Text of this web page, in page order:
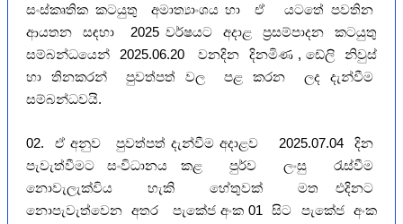
සංස්කෘතික කටයුතු අමාත්‍යාංශය හා ඒ යටතේ පවතින
ආයතන සඳහා 2025 වර්ෂයට අදාළ ප්‍රසම්පාදන කටයුතු
සම්බන්ධයෙන් 2025.06.20 වනදින දිනමිණ , ඩේලි නිවුස්
හා තිනකරන් පුවත්පත් වල පළ කරන ලද දැන්වීම
සම්බන්ධවයි.
02. ඒ අනුව පුවත්පත් දැන්වීම අදාළව 2025.07.04 දින
පැවැත්වීමට
සංවිධානය කළ පුර්ව ලංසු රැස්වීම
නොවැලැක්විය හැකි හේතුවක් මත එදිනට
නොපැවැත්වෙන අතර පැකේජ අංක 01 සිට පැකේජ අංක